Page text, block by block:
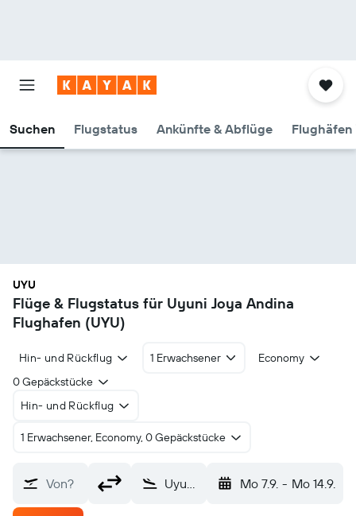
Suchen Flugstatus Ankünfte & Abflüge Flughäfen
UYU
Flüge & Flugstatus für Uyuni Joya Andina
Flughafen (UYU)
Hin- und Rückflug 1 Erwachsener
Economy
0 Gepäckstücke
Hin- und Rückflug
1 Erwachsener, Economy, 0 Gepäckstücke
Von? Uyuni Joya Andina (UYU) Mo 7.9. - Mo 14.9.